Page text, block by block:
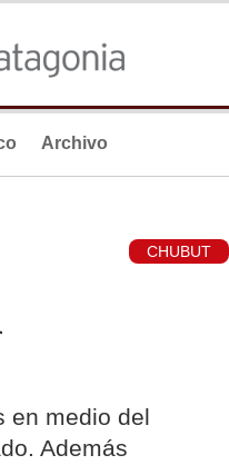
Archivo
CHUBUT
en medio del
Además